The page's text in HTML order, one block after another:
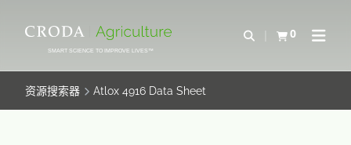
CONTENTSMART SCIENCE TO IMPROVE LIVES™
Open Search
0
查看购物车Open
资源搜索器 Atlox 4916 Data Sheet